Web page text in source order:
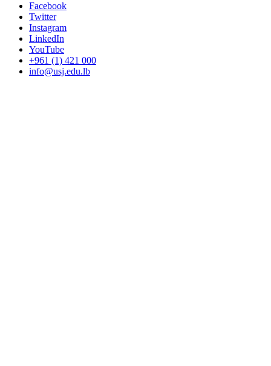
Facebook
Twitter
Instagram
LinkedIn
YouTube
+961 (1) 421 000
info@usj.edu.lb